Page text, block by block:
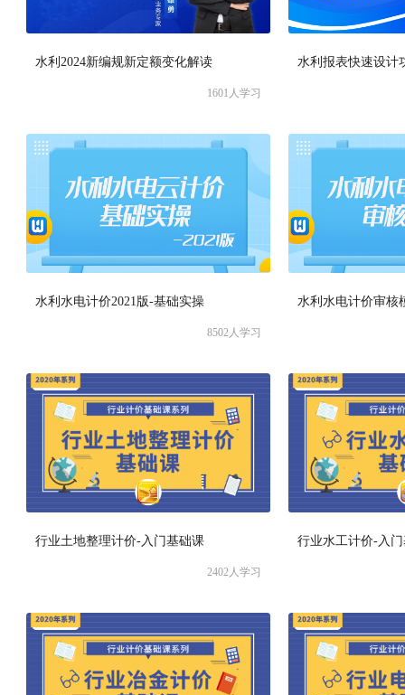
水利2024新编规新定额变化解读
1601 人学习
水利报表快速设计
水利水电计价2021版-基础实操
8502人学习
水利水电计价审核
行业土地整理计价-入门基础课
2402人学习
行业水工计价-入